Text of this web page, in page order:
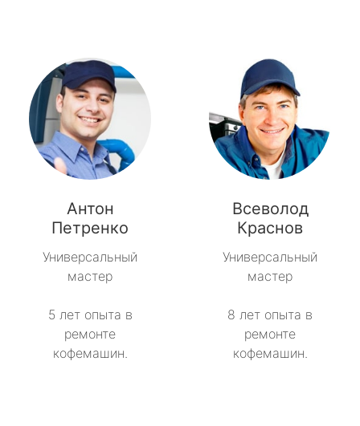
Антон
Петренко
Универсальный
мастер
5 лет опыта в
ремонте
кофемашин.
Всеволод
Краснов
Универсальный
мастер
8 лет опыта в
ремонте
кофемашин.